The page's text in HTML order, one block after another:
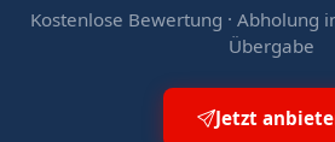
Kostenlose Bewertung · Abholung
Übergabe
Jetzt